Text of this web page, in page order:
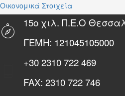
Οικονομικά Στοιχεία
15ο χιλ. Π.Ε.Ο
ΓΕΜΗ: 121045105000
+302310 722 469
FAX: 2310 722 746